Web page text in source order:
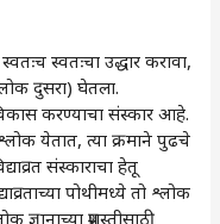
स्वतःचा उद्धार करावा,
दुसरा) घेतला.
करण्याचा संस्कार आहे.
श्लोक येतात, त्या क्रमाने पुढचे
संस्काराचा हेतू
पोथीमध्ये तो श्लोक
प्रशस्तीसाठी